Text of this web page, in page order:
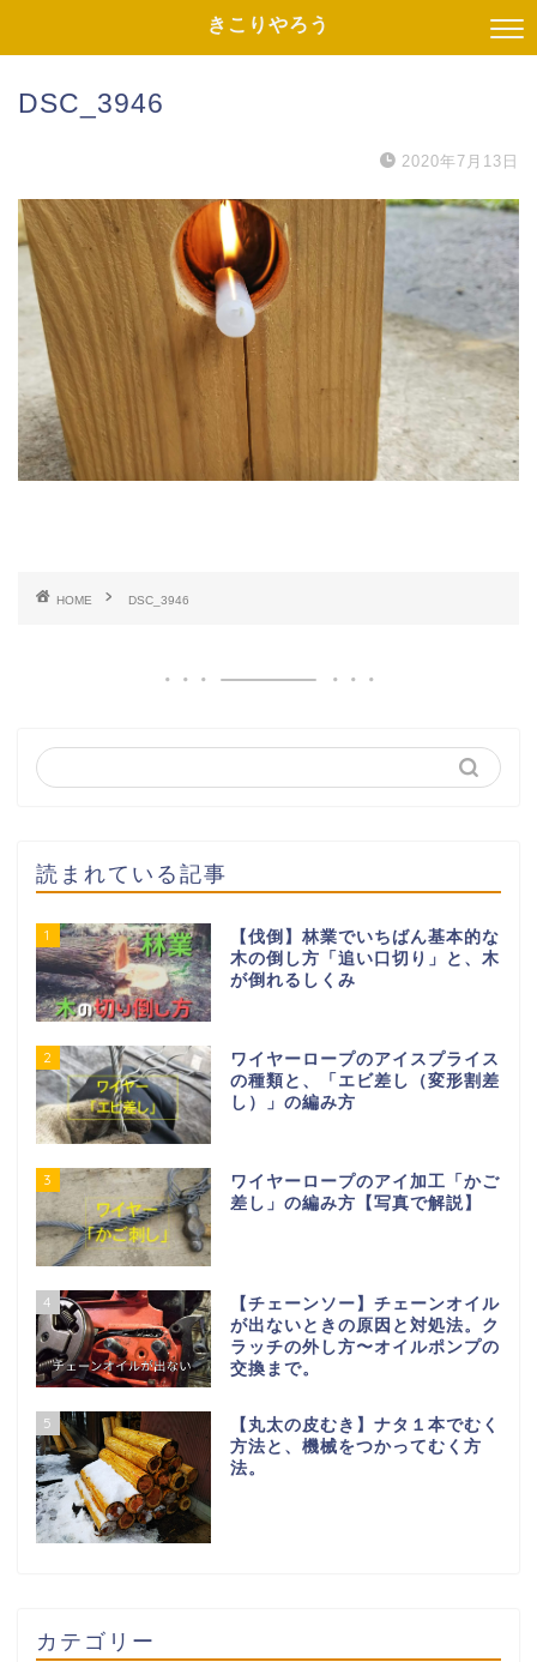
きこりやろう
DSC_3946
2020年7月13日
HOME DSC_3946
読まれている記事
1
【伐倒】林業でいちばん基本的な
木の倒し方「追い口切り」と、木
が倒れるしくみ
2
ワイヤーロープのアイスプライス
の種類と、「エビ差し（変形割差
し）」の編み方
3
ワイヤーロープのアイ加工「かご
差し」の編み方【写真で解説】
4
【チェーンソー】チェーンオイル
が出ないときの原因と対処法。ク
ラッチの外し方〜オイルポンプの
交換まで。
5
【丸太の皮むき】ナタ１本でむく
方法と、機械をつかってむく方
法。
カテゴリー